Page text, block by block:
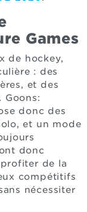
Games
de hockey,
: des
et des
Goons:
donc des
et un mode
donc
de la
compétitifs
nécessiter